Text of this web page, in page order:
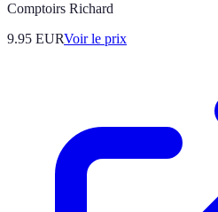
Comptoirs Richard
9.95 EURVoir le prix